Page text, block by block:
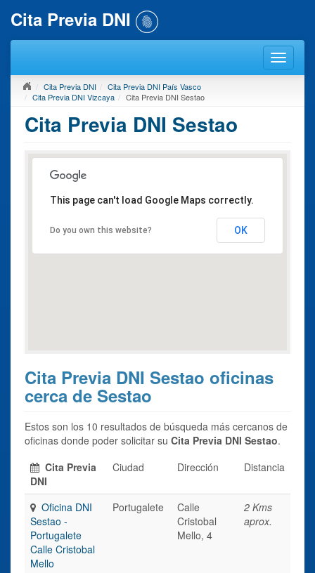
Cita Previa DNI
Cita Previa DNI
Cita Previa DNI País Vasco
Cita Previa DNI Vizcaya
Cita Previa DNI Sestao
Cita Previa DNI Sestao
This page can't load Google Maps correctly.
Do you own this website? OK
Cita Previa DNI Sestao oficinas
cerca de Sestao
Estos son los 10 resultados de búsqueda más cercanos de
oficinas donde poder solicitar su Cita Previa DNI Sestao.
Cita Previa
DNI
Ciudad Dirección Distancia
Oficina DNI
Sestao -
Portugalete
Calle Cristobal
Mello
Portugalete
Calle
Cristobal
Mello, 4
2 Kms
aprox.